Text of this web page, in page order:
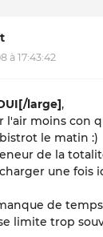
à 17:43:42
large],
l'air moins con
le matin :)
de la
une fois
de
limite trop